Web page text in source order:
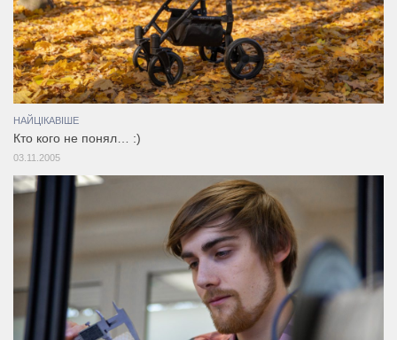
НАЙЦІКАВІШЕ
Кто кого не понял… :)
03.11.2005